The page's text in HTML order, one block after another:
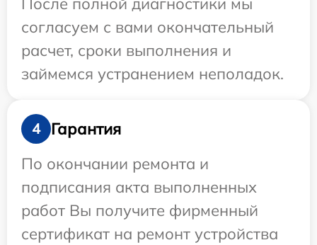
согласуем с вами окончательный
расчет, сроки выполнения и
займемся устранением неполадок.
4
Гарантия
По окончании ремонта и
подписания акта выполненных
работ Вы получите фирменный
сертификат на ремонт устройства